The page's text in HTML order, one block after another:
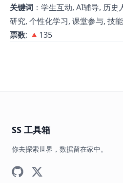
关键词 ：学生互动, AI辅导, 历
研究, 个性化学习, 课堂参与, 技
票数: 🔺135
SS 工具箱
你去探索世界，数据留在家中。